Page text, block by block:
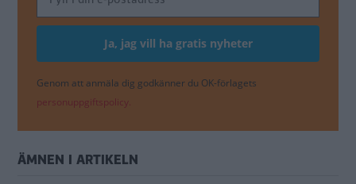
Genom att anmäla dig godkänner du OK-förlagets
personuppgiftspolicy.
ÄMNEN I ARTIKELN